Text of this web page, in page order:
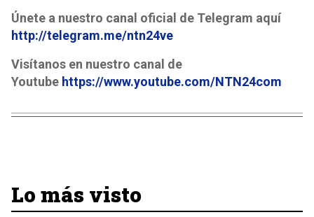
Únete a nuestro canal oficial de Telegram aquí
http://telegram.me/ntn24ve
Visítanos en nuestro canal de
Youtube https://www.youtube.com/NTN24com
Lo más visto